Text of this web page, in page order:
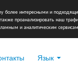
более интересными и
проанализировать наш
и аналитическим
Язык